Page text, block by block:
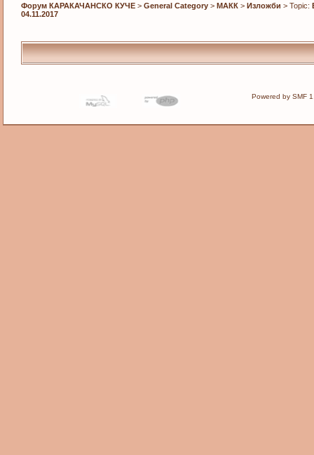
Форум КАРАКАЧАНСКО КУЧЕ> General Category> МАКК> Изложби > Topic:
04.11.2017
Powered by SMF